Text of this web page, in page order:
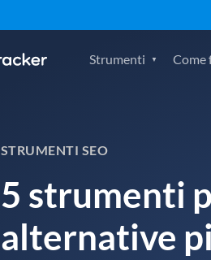
Strumenti Come
STRUMENTI SEO
5 strumenti
alternative